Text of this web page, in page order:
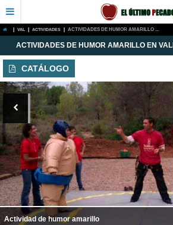
VAL ACTIVIDADES ACTIVIDADES DE HUMOR AMARILLO ...
ACTIVIDADES DE HUMOR AMARILLO EN
CATÁLOGO
Actividad de humor amarillo